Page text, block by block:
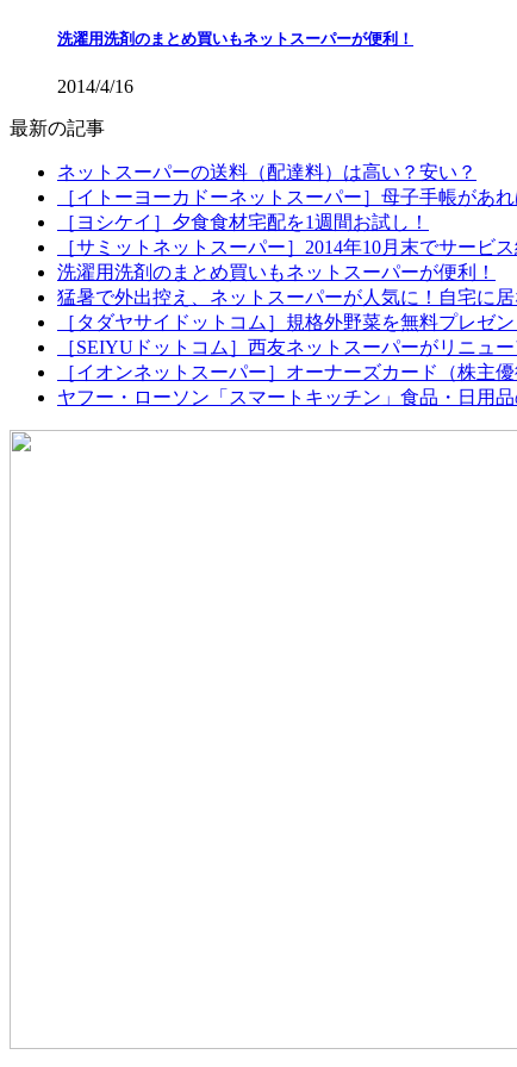
洗濯用洗剤のまとめ買いもネットスーパーが便利！
2014/4/16
最新の記事
ネットスーパーの送料（配達料）は高い？安い？
［イトーヨーカドーネットスーパー］母子手帳があ
［ヨシケイ］夕食食材宅配を1週間お試し！
［サミットネットスーパー］2014年10月末でサービ
洗濯用洗剤のまとめ買いもネットスーパーが便利！
猛暑で外出控え、ネットスーパーが人気に！自宅に
［タダヤサイドットコム］規格外野菜を無料プレゼ
［SEIYUドットコム］西友ネットスーパーがリニュ
［イオンネットスーパー］オーナーズカード（株主
ヤフー・ローソン「スマートキッチン」食品・日用